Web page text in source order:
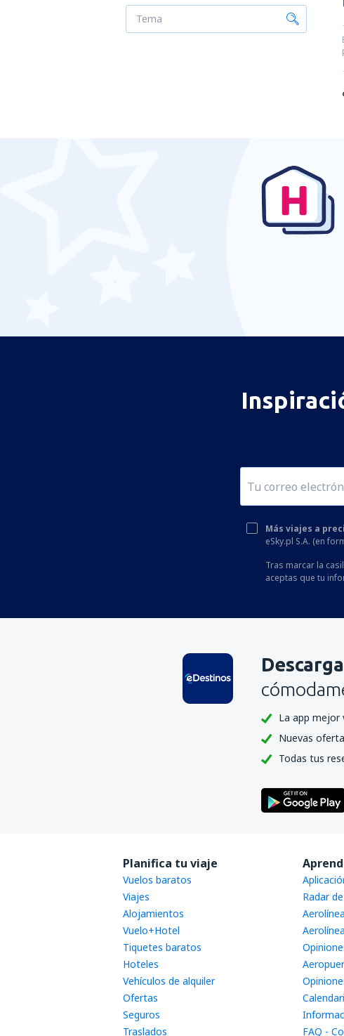
Más viajes a
eSky.pl S.A. (en
Tras marcar la
aceptas que tu
La app mejor
Nuevas
Todas tus
Planifica tu viaje
Vuelos baratos
Viajes
Alojamientos
Vuelo+Hotel
Tiquetes baratos
Hoteles
Vehículos de alquiler
Ofertas
Seguros
Traslados
Radar
FAQ -